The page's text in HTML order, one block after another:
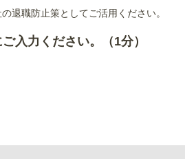
退職防止策としてご活用ください。
入力ください。（1分）